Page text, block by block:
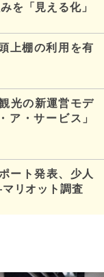
を「見える化」
上棚の利用を有
光の新運営モデ
ア・サービス」
ート発表、少人
リオット調査